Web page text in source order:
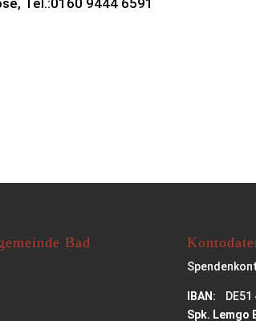
Tel.:0160 9444 6591
Bad
IBAN: DE51
Spk. Lemgo